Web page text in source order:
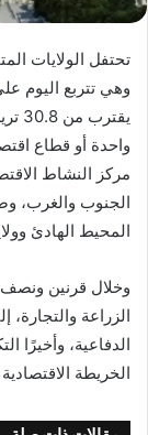
وهي تتربع اليوم
واحدة أو قطاع
مركز النشاط
الجنوب والغرب،
المحيط الهادئ
وخلال قرنين
الزراعة والتجارة،
الدفاعية، وأخيرًا
الخريطة